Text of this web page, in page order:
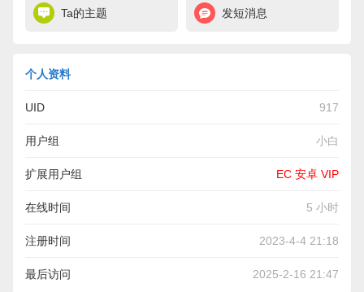
Ta的主题 发短消息
个人资料
UID 917
用户组 小白
扩展用户组 EC 安卓 VIP
在线时间 5 小时
注册时间 2023-4-4 21:18
最后访问 2025-2-16 21:47